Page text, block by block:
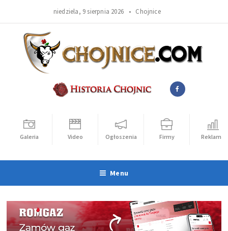
niedziela, 9 sierpnia 2026 • Chojnice
Galeria Video Ogłoszenia Firmy Reklama
Menu